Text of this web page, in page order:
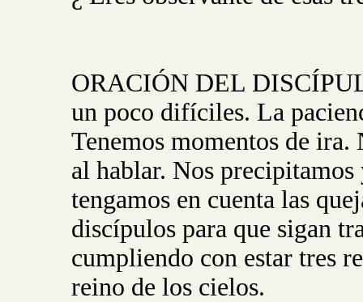
ORACIÓN DEL
un poco difíciles. La
Tenemos momentos de
al hablar. Nos precipitamos
tengamos en cuenta las
discípulos para que sigan
cumpliendo con estar tres
reino de los cielos.